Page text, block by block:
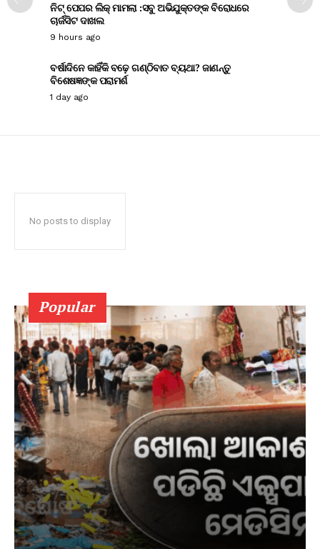
ନିଟ୍ ପେପର ଲିକ୍ ମାମଲା :ସବୁ ଅଭିଯୁକ୍ତଙ୍କ ବିରୋଧରେ
ଚାର୍ଜସିଟ ଦାଖଲ
9 hours ago
ବର୍ଷାଦିନେ କାହିଁକି ବଢ଼େ ଗଣ୍ଠିବାତ ବ୍ୟଥା? ଜାଣନ୍ତୁ
ବିଶେଷଜ୍ଞଙ୍କ ପରାମର୍ଶ
1 day ago
No posts to display
Popular